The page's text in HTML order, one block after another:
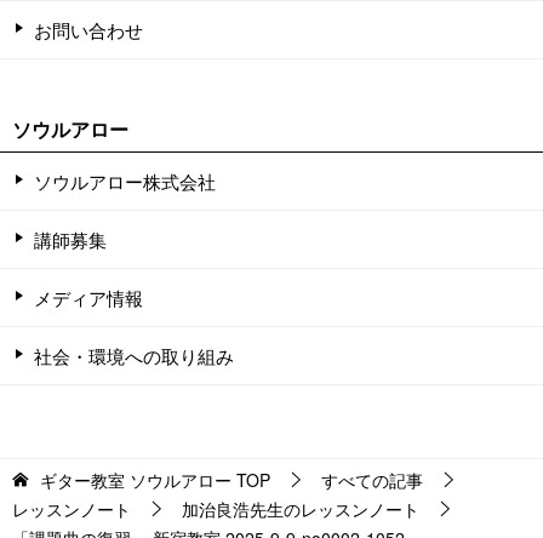
お問い合わせ
ソウルアロー
ソウルアロー株式会社
講師募集
メディア情報
社会・環境への取り組み
ギター教室 ソウルアロー TOP
すべての記事
レッスンノート
加治良浩先生のレッスンノート